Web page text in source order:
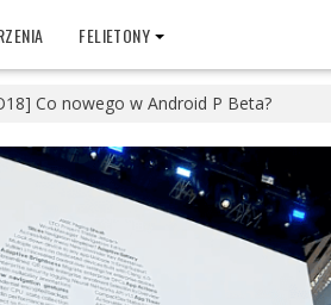
FELIETONY
Co nowego w Android P Beta?